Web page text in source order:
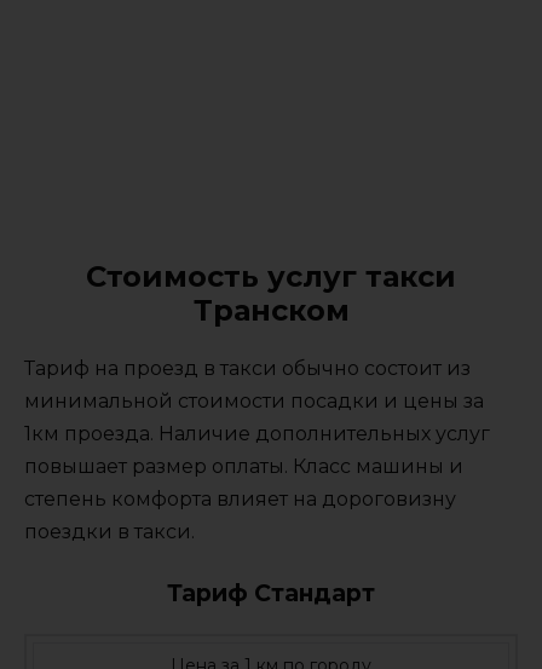
Стоимость услуг такси
Транском
Тариф на проезд в такси обычно состоит из
минимальной стоимости посадки и цены за
1км проезда. Наличие дополнительных услуг
повышает размер оплаты. Класс машины и
степень комфорта влияет на дороговизну
поездки в такси.
Тариф Стандарт